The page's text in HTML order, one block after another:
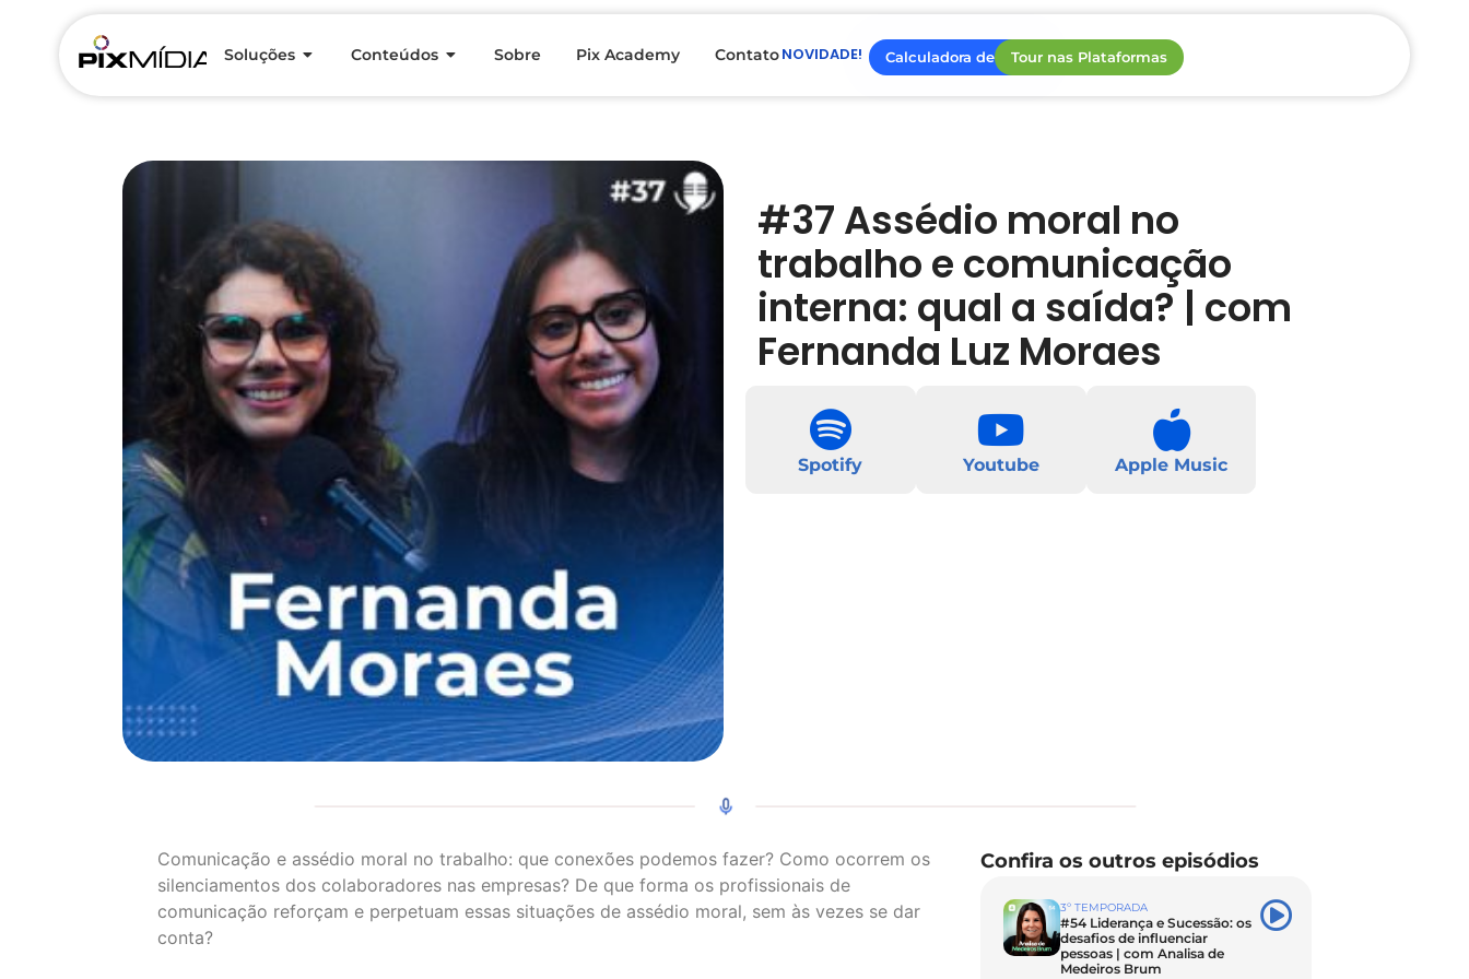
Soluções Conteúdos Sobre Pix Academy ContatoNOVIDADE! Calculadora de ROITour nas Plataformas
#37 Assédio moral no
trabalho e comunicação
interna: qual a saída? | com
Fernanda Luz Moraes
Spotify Youtube Apple Music
Comunicação e assédio moral no trabalho: que conexões podemos fazer? Como ocorrem os
silenciamentos dos colaboradores nas empresas? De que forma os profissionais de
comunicação reforçam e perpetuam essas situações de assédio moral, sem às vezes se dar
conta?
Confira os outros episódios
3º TEMPORADA
#54 Liderança e Sucessão: os
desafios de influenciar
pessoas | com Analisa de
Medeiros Brum